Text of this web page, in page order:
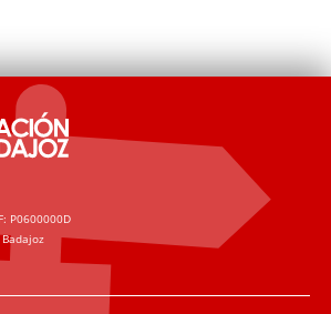
P0600000D